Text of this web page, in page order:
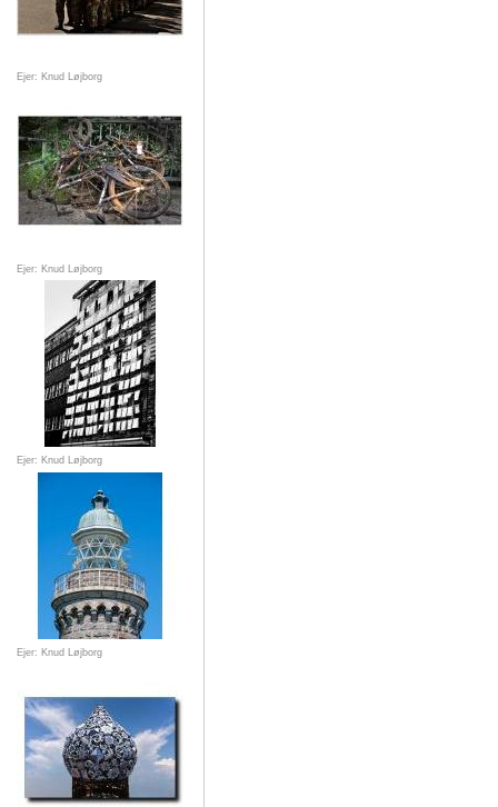
Ejer: Knud Løjborg
Ejer: Knud Løjborg
Ejer: Knud Løjborg
Ejer: Knud Løjborg